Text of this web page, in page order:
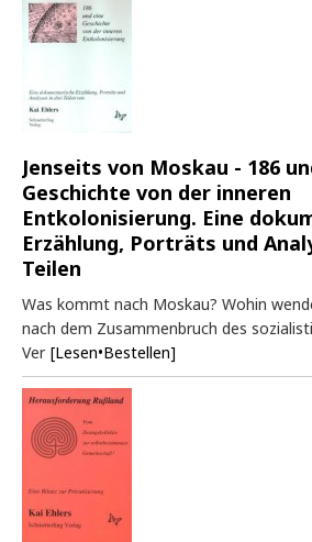
Jenseits von Moskau - 186
Geschichte von der inneren
Entkolonisierung. Eine
Erzählung, Porträts und
Teilen
Was kommt nach Moskau? Wohin
nach dem Zusammenbruch des
Ver [Lesen•Bestellen]